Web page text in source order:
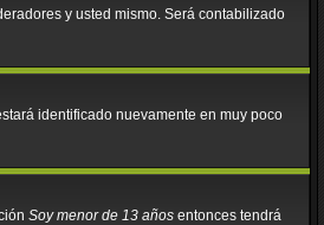
y usted mismo. Será contabilizado
identificado nuevamente en muy poco
Soy menor de 13 años entonces tendrá